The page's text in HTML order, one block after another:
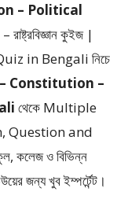
– Political
– রাষ্ট্রবিজ্ঞান কুইজ |
in Bengali নিচে
কুইজ – Constitution –
থেকে Multiple
Question and
কলেজ ও বিভিন্ন
জন্য খুব ইম্পর্টেন্ট।